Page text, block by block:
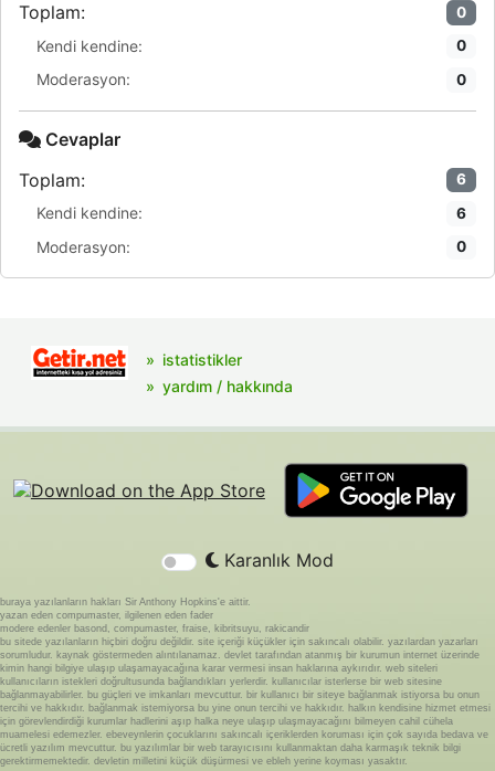
Toplam:
0
Kendi kendine: 0
Moderasyon: 0
Cevaplar
Toplam:
6
Kendi kendine: 6
Moderasyon: 0
istatistikler
yardım / hakkında
Karanlık Mod
buraya yazılanların hakları Sir Anthony Hopkins'e aittir.
yazan eden compumaster, ilgilenen eden fader
modere edenler basond, compumaster, fraise, kibritsuyu, rakicandir
bu sitede yazılanların hiçbiri doğru değildir. site içeriği küçükler için sakıncalı olabilir. yazılardan yazarları
sorumludur. kaynak göstermeden alıntılanamaz. devlet tarafından atanmış bir kurumun internet üzerinde
kimin hangi bilgiye ulaşıp ulaşamayacağına karar vermesi insan haklarına aykırıdır. web siteleri
kullanıcıların istekleri doğrultusunda bağlandıkları yerlerdir. kullanıcılar isterlerse bir web sitesine
bağlanmayabilirler. bu güçleri ve imkanları mevcuttur. bir kullanıcı bir siteye bağlanmak istiyorsa bu onun
tercihi ve hakkıdır. bağlanmak istemiyorsa bu yine onun tercihi ve hakkıdır. halkın kendisine hizmet etmesi
için görevlendirdiği kurumlar hadlerini aşıp halka neye ulaşıp ulaşmayacağını bilmeyen cahil cühela
muamelesi edemezler. ebeveynlerin çocuklarını sakıncalı içeriklerden koruması için çok sayıda bedava ve
ücretli yazılım mevcuttur. bu yazılımlar bir web tarayıcısını kullanmaktan daha karmaşık teknik bilgi
gerektirmemektedir. devletin milletini küçük düşürmesi ve ebleh yerine koyması yasaktır.